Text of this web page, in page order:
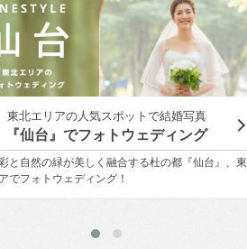
東北エリアの人気スポットで結婚写真
『仙台』でフォトウェディング
と自然の緑が美しく融合する杜の都『仙台』、東
でフォトウェディング！